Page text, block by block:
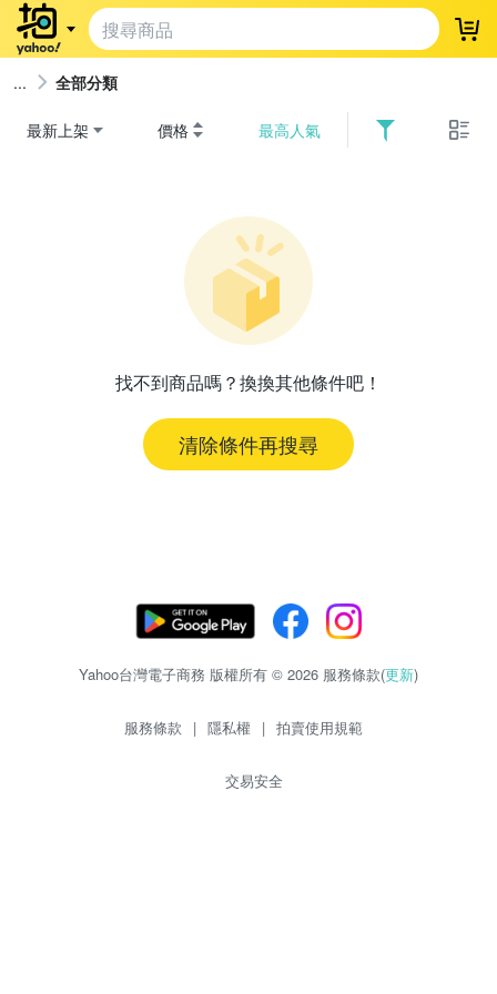
登
全部分類
最新上架 價格 最高人氣
找不到商品嗎？換換其他條件吧！
清除條件再搜尋
Yahoo台灣電子商務 版權所有 © 2026 服務條款(更新)
服務條款 | 隱私權 | 拍賣使用規範
交易安全